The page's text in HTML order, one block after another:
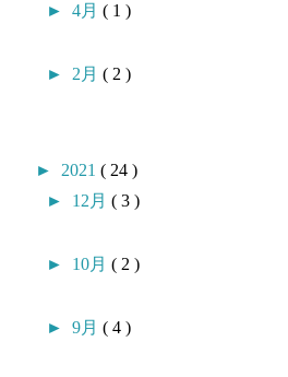
►4月( 1 )
► 2月( 2 )
► 2021( 24 )
► 12月( 3 )
► 10月( 2 )
►9月( 4 )